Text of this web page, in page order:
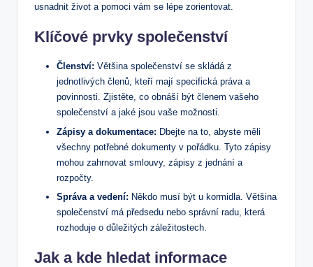
usnadnit život a pomoci‍ vám se lépe zorientovat.
Klíčové prvky společenství
Členství: Většina společenství se skládá z​
jednotlivých členů, kteří ‌mají specifická práva ​a
povinnosti. Zjistěte, co obnáší být ⁢členem‌ vašeho
společenství a jaké jsou vaše​ možnosti.
Zápisy a dokumentace: Dbejte na ‌to, abyste měli
všechny⁢ potřebné dokumenty v ‌pořádku. Tyto zápisy
mohou zahrnovat ⁢smlouvy, zápisy z jednání ⁢a
‍rozpočty.
Správa a vedení: Někdo musí být u kormidla.⁤ Většina
společenství má předsedu ⁣nebo správní radu, která ​
rozhoduje o důležitých záležitostech.
Jak​ a kde hledat informace